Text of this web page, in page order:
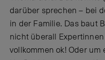
darüber sprechen – bei
in der Familie. Das baut
nicht überall
vollkommen ok! Oder um